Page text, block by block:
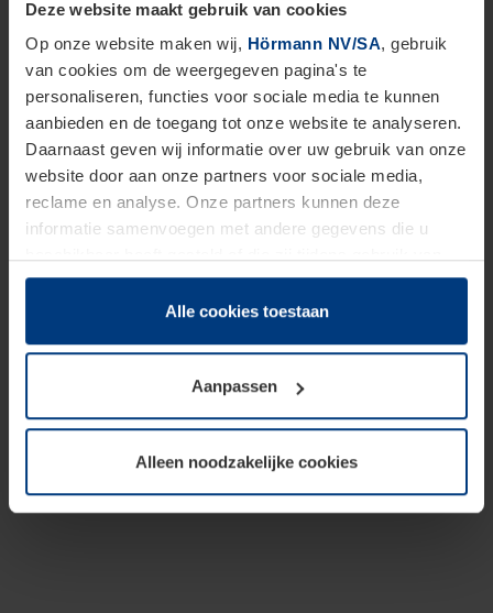
Deze website maakt gebruik van cookies
Op onze website maken wij, Hörmann NV/SA, gebruik
van cookies om de weergegeven pagina's te
personaliseren, functies voor sociale media te kunnen
aanbieden en de toegang tot onze website te analyseren.
Daarnaast geven wij informatie over uw gebruik van onze
website door aan onze partners voor sociale media,
reclame en analyse. Onze partners kunnen deze
informatie samenvoegen met andere gegevens die u
hun diensten hebben verzameld.
Juridisch hebben wij het recht om cookies op uw
van deze pagina's absoluut vereist is. Voor alle andere
soorten cookies is uw toestemming benodigd. Uw
toestemming kunt u op elk moment bij de uitleg van de
wijzigen of herroepen.
Alle cookies toestaan
Aanpassen
Alleen noodzakelijke cookies